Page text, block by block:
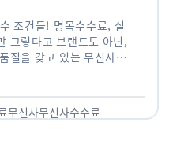
조건들! 명목수수료, 실
그렇다고 브랜드도 아닌,
질을 갖고 있는 무신사!
무신사무신사수수료